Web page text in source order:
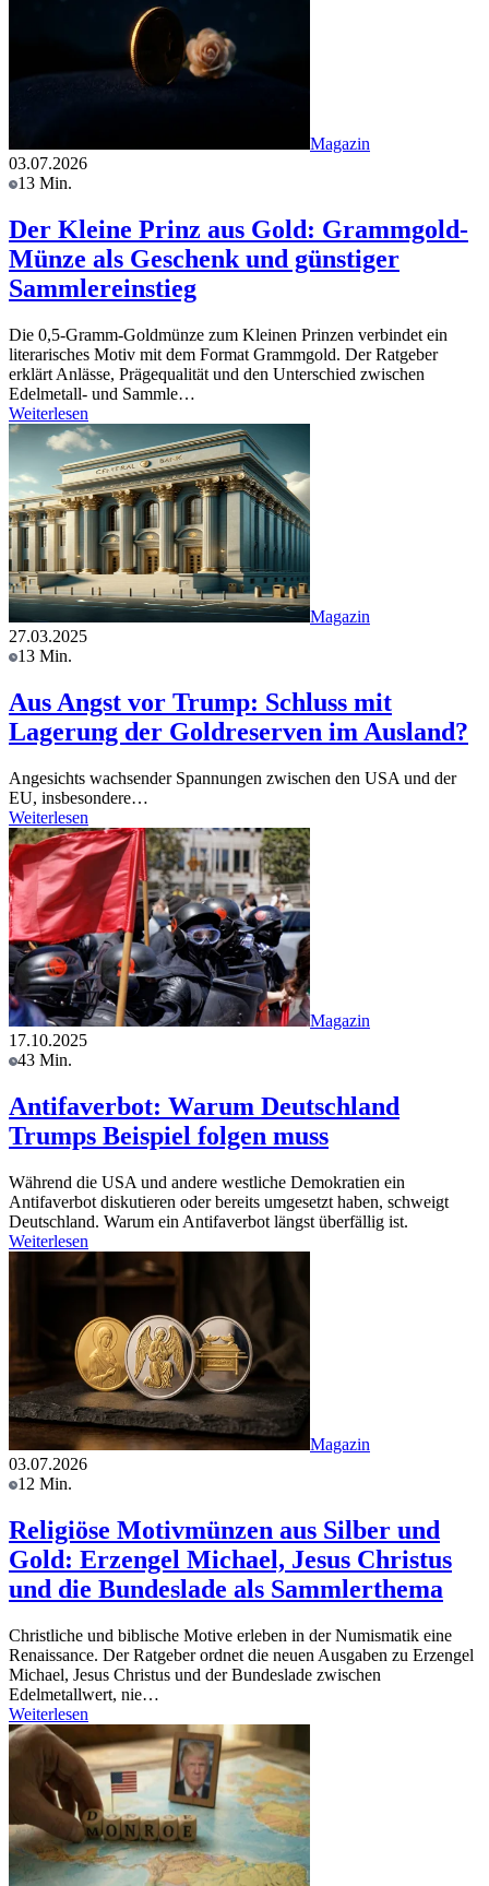
Magazin
03.07.2026
13 Min.
Der Kleine Prinz aus Gold: Grammgold-
Münze als Geschenk und günstiger
Sammlereinstieg
Die 0,5-Gramm-Goldmünze zum Kleinen Prinzen verbindet ein
literarisches Motiv mit dem Format Grammgold. Der Ratgeber
erklärt Anlässe, Prägequalität und den Unterschied zwischen
Edelmetall- und Sammle…
Weiterlesen
Magazin
27.03.2025
13 Min.
Aus Angst vor Trump: Schluss mit
Lagerung der Goldreserven im Ausland?
Angesichts wachsender Spannungen zwischen den USA und der
EU, insbesondere…
Weiterlesen
Magazin
17.10.2025
43 Min.
Antifaverbot: Warum Deutschland
Trumps Beispiel folgen muss
Während die USA und andere westliche Demokratien ein
Antifaverbot diskutieren oder bereits umgesetzt haben, schweigt
Deutschland. Warum ein Antifaverbot längst überfällig ist.
Weiterlesen
Magazin
03.07.2026
12 Min.
Religiöse Motivmünzen aus Silber und
Gold: Erzengel Michael, Jesus Christus
und die Bundeslade als Sammlerthema
Christliche und biblische Motive erleben in der Numismatik eine
Renaissance. Der Ratgeber ordnet die neuen Ausgaben zu Erzengel
Michael, Jesus Christus und der Bundeslade zwischen
Edelmetallwert, nie…
Weiterlesen